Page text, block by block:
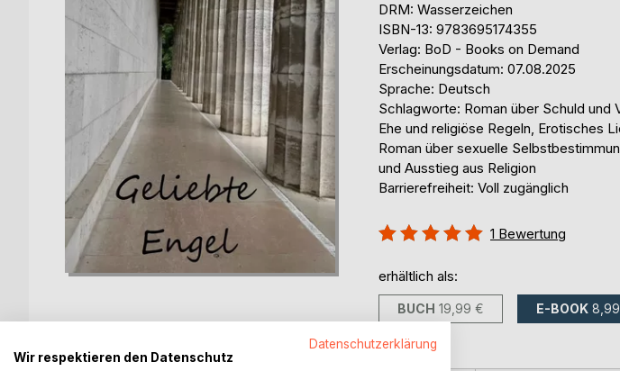
DRM: Wasserzeichen
ISBN-13: 9783695174355
Verlag: BoD - Books on Demand
Erscheinungsdatum: 07.08.2025
Sprache: Deutsch
Schlagworte: Roman über Schuld und
Ehe und religiöse Regeln, Erotisches
Roman über sexuelle
und Ausstieg aus Religion
Barrierefreiheit: Voll zugänglich
Bewertung::
1 Bewertung
erhältlich als:
BUCH 19,99 € E-BOOK
Datenschutzerklärung
Wir respektieren den Datenschutz